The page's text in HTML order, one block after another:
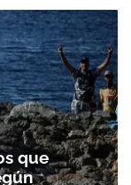
que